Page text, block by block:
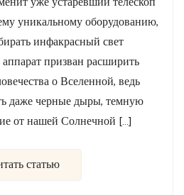
уникальному оборудованию,
инфакрасный свет
аппарат призван расширить
о Вселенной, ведь
даже черные дыры, темную
от нашей Солнечной […]
статью